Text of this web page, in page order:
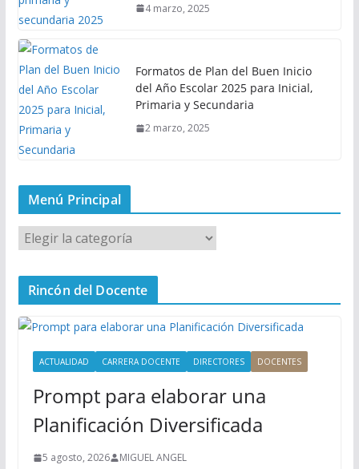
4 marzo, 2025
Formatos de Plan del Buen Inicio
del Año Escolar 2025 para Inicial,
Primaria y Secundaria
2 marzo, 2025
Menú Principal
M
e
n
P
Rincón del Docente
ACTUALIDAD CARRERA DOCENTE DIRECTORES DOCENTES
Prompt para elaborar una
Planificación Diversificada
5 agosto, 2026 MIGUEL ANGEL